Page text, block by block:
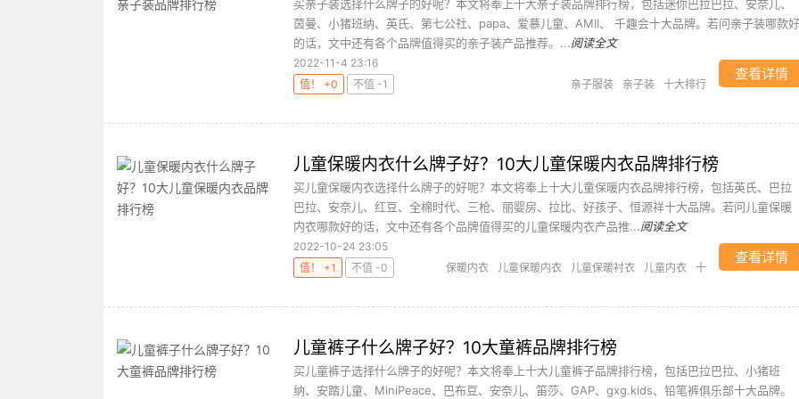
买亲子装选择什么牌子的好呢？本文将奉上十大亲子装品牌排行榜，包括迷你巴拉巴拉、安奈儿、
茵曼、小猪班纳、英氏、第七公社、papa、爱慕儿童、AMII、 千趣会十大品牌。若问亲子装哪款好
的话，文中还有各个品牌值得买的亲子装产品推荐。...阅读全文
2022-11-4 23:16
值！ +0
不值 -1 亲子服装 亲子装 十大排行
查看详情
儿童保暖内衣什么牌子好？10大儿童保暖内衣品牌排行榜
买儿童保暖内衣选择什么牌子的好呢？本文将奉上十大儿童保暖内衣品牌排行榜，包括英氏、巴拉
巴拉、安奈儿、红豆、全棉时代、三枪、丽婴房、拉比、好孩子、恒源祥十大品牌。若问儿童保暖
内衣哪款好的话，文中还有各个品牌值得买的儿童保暖内衣产品推...阅读全文
2022-10-24 23:05
值！ +1
不值 -0 保暖内衣 儿童保暖内衣 儿童保暖衬衣 儿童内衣
十
查看详情
儿童裤子什么牌子好？10大童裤品牌排行榜
买儿童裤子选择什么牌子的好呢？本文将奉上十大儿童裤子品牌排行榜，包括巴拉巴拉、小猪班
纳、安踏儿童、MiniPeace、巴布豆、安奈儿、笛莎、GAP、gxg.kids、铅笔裤俱乐部十大品牌。